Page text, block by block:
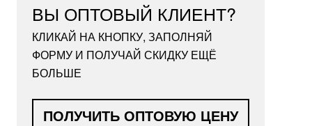
ВЫ ОПТОВЫЙ КЛИЕНТ?
КЛИКАЙ НА КНОПКУ, ЗАПОЛНЯЙ
ФОРМУ И ПОЛУЧАЙ СКИДКУ ЕЩЁ
БОЛЬШЕ
ПОЛУЧИТЬ ОПТОВУЮ ЦЕНУ